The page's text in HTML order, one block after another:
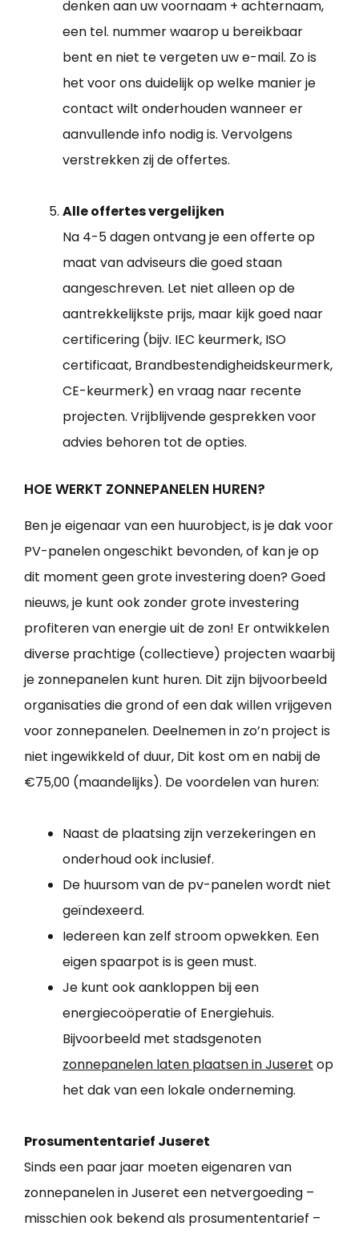
denken aan uw voornaam + achternaam,
een tel. nummer waarop u bereikbaar
bent en niet te vergeten uw e-mail. Zo is
het voor ons duidelijk op welke manier je
contact wilt onderhouden wanneer er
aanvullende info nodig is. Vervolgens
verstrekken zij de offertes.
Alle offertes vergelijken
Na 4-5 dagen ontvang je een offerte op
maat van adviseurs die goed staan
aangeschreven. Let niet alleen op de
aantrekkelijkste prijs, maar kijk goed naar
certificering (bijv. IEC keurmerk, ISO
certificaat, Brandbestendigheidskeurmerk,
CE-keurmerk) en vraag naar recente
projecten. Vrijblijvende gesprekken voor
advies behoren tot de opties.
HOE WERKT ZONNEPANELEN HUREN?
Ben je eigenaar van een huurobject, is je dak voor
PV-panelen ongeschikt bevonden, of kan je op
dit moment geen grote investering doen? Goed
nieuws, je kunt ook zonder grote investering
profiteren van energie uit de zon! Er ontwikkelen
diverse prachtige (collectieve) projecten waarbij
je zonnepanelen kunt huren. Dit zijn bijvoorbeeld
organisaties die grond of een dak willen vrijgeven
voor zonnepanelen. Deelnemen in zo’n project is
niet ingewikkeld of duur, Dit kost om en nabij de
€75,00 (maandelijks). De voordelen van huren:
Naast de plaatsing zijn verzekeringen en
onderhoud ook inclusief.
De huursom van de pv-panelen wordt niet
geïndexeerd.
Iedereen kan zelf stroom opwekken. Een
eigen spaarpot is is geen must.
Je kunt ook aankloppen bij een
energiecoöperatie of Energiehuis.
Bijvoorbeeld met stadsgenoten
zonnepanelen laten plaatsen in Juseret op
het dak van een lokale onderneming.
Prosumententarief Juseret
Sinds een paar jaar moeten eigenaren van
zonnepanelen in Juseret een netvergoeding –
misschien ook bekend als prosumententarief –